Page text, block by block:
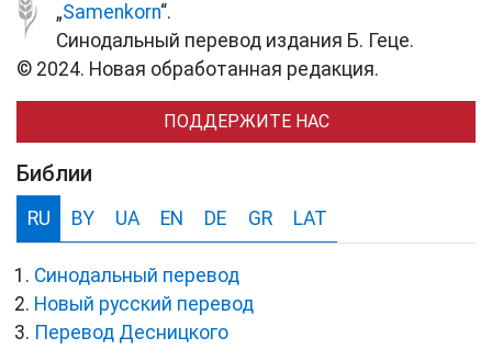
„Samenkorn“.
Синодальный перевод издания Б. Геце.
© 2024. Новая обработанная редакция.
ПОДДЕРЖИТЕ НАС
Библии
RU BY UA EN DE GR LAT
Синодальный перевод
Новый русский перевод
Перевод Десницкого